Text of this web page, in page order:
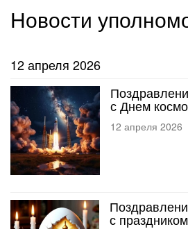
Новости
12 апреля 2026
с Днем
12 апреля 2026
с